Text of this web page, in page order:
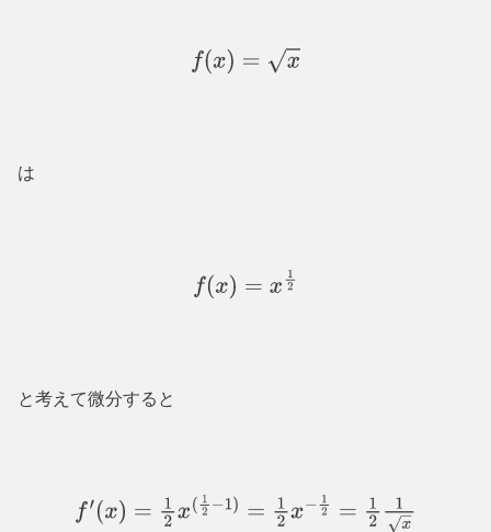
f( x)=x
は
f( x)=x 12
と考えて微分すると
f′ x)=1 2x( 12− 1) 2 x− 12=1 1 x